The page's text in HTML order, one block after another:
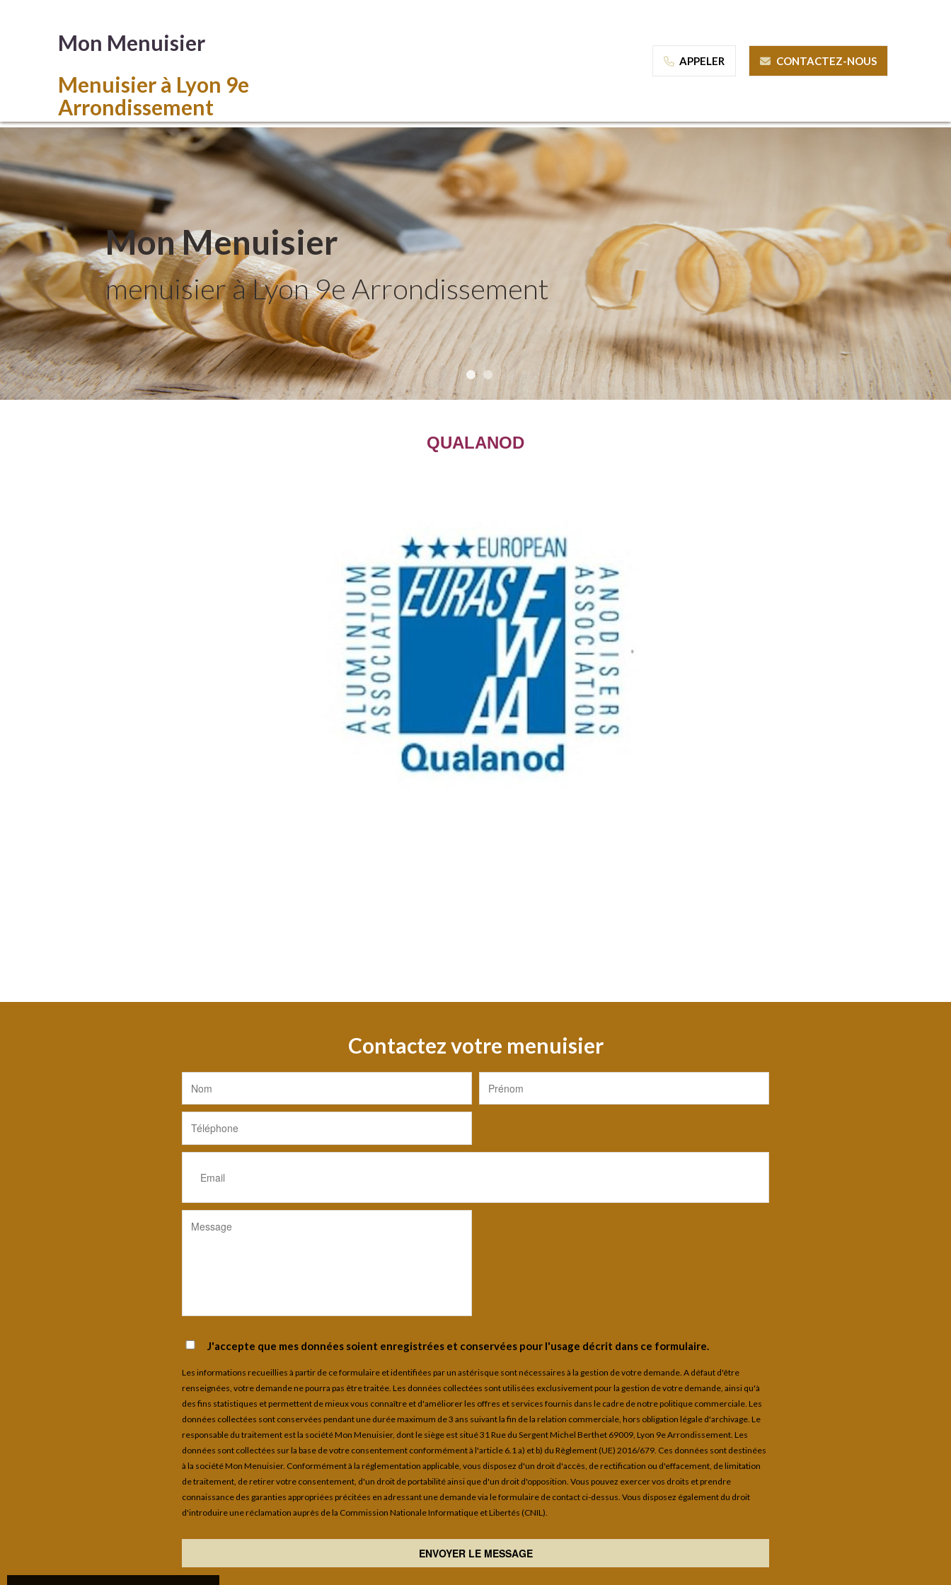
Mon Menuisier
Menuisier à Lyon 9e
Arrondissement
APPELER CONTACTEZ-NOUS
• •
Mon Menuisier
menuisier à Lyon 9e Arrondissement
QUALANOD
Contactez votre menuisier
J'accepte que mes données soient enregistrées et conservées pour l'usage décrit dans ce formulaire.
Les informations recueillies à partir de ce formulaire et identifiées par un astérisque sont nécessaires à la gestion de votre demande. A défaut d'être
renseignées, votre demande ne pourra pas être traitée. Les données collectées sont utilisées exclusivement pour la gestion de votre demande, ainsi qu'à
des fins statistiques et permettent de mieux vous connaître et d'améliorer les offres et services fournis dans le cadre de notre politique commerciale. Les
données collectées sont conservées pendant une durée maximum de 3 ans suivant la fin de la relation commerciale, hors obligation légale d'archivage. Le
responsable du traitement est la société Mon Menuisier, dont le siège est situé 31 Rue du Sergent Michel Berthet 69009, Lyon 9e Arrondissement. Les
données sont collectées sur la base de votre consentement conformément à l'article 6.1 a) et b) du Règlement (UE) 2016/679. Ces données sont destinées
à la société Mon Menuisier. Conformément à la réglementation applicable, vous disposez d'un droit d'accès, de rectification ou d'effacement, de limitation
de traitement, de retirer votre consentement, d'un droit de portabilité ainsi que d'un droit d'opposition. Vous pouvez exercer vos droits et prendre
connaissance des garanties appropriées précitées en adressant une demande via le formulaire de contact ci-dessus. Vous disposez également du droit
d'introduire une réclamation auprès de la Commission Nationale Informatique et Libertés (CNIL).